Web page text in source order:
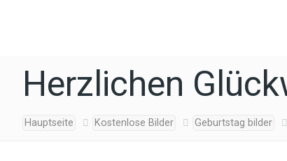
Herzlichen
Hauptseite Kostenlose Bilder Geburtstag bilder